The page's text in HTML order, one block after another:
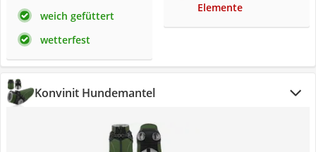
weich gefüttert
wetterfest
Elemente
Konvinit Hundemantel